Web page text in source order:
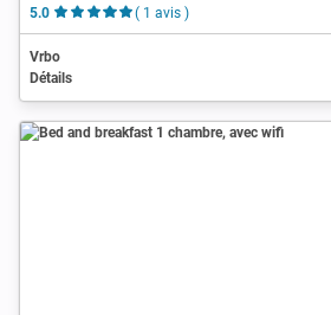
5.0
( 1 avis )
Vrbo
Détails